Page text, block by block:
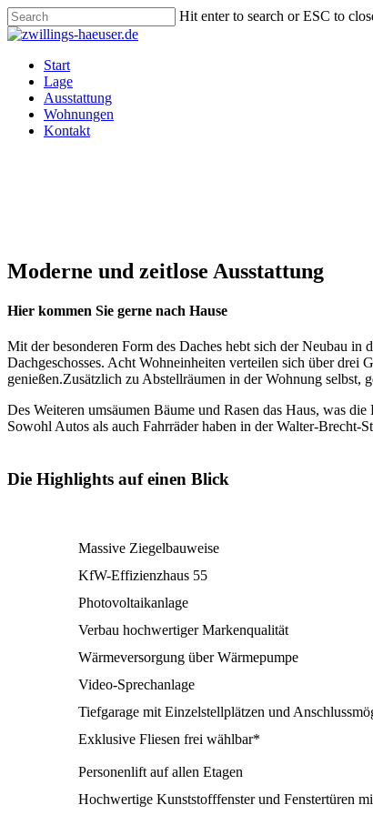
Skip
to
content
Hit enter to search or ESC to
Close
Menu
Start
Lage
Ausstattung
Wohnungen
Kontakt
Moderne und zeitlose Ausstattung
Hier kommen Sie gerne nach Hause
Mit der besonderen Form des Daches hebt sich der Neubau
Dachgeschosses. Acht Wohneinheiten verteilen sich über drei
genießen.Zusätzlich zu Abstellräumen in der Wohnung selbst,
Des Weiteren umsäumen Bäume und Rasen das Haus, was
Sowohl Autos als auch Fahrräder haben in der Walter-Brecht-
Die Highlights auf einen Blick
Massive Ziegelbauweise
KfW-Effizienzhaus 55
Photovoltaikanlage
Verbau hochwertiger Markenqualität
Wärmeversorgung über Wärmepumpe
Video-Sprechanlage
Tiefgarage mit Einzelstellplätzen und
Exklusive Fliesen frei wählbar*
Personenlift auf allen Etagen
Hochwertige Kunststofffenster und Fenstertüren